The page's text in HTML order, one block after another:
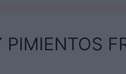
PIMIENTOS